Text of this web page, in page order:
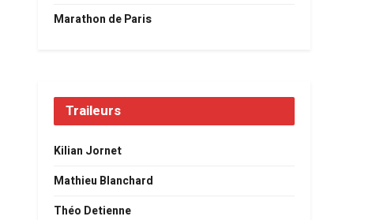
Marathon de Paris
Traileurs
Kilian Jornet
Mathieu Blanchard
Théo Detienne